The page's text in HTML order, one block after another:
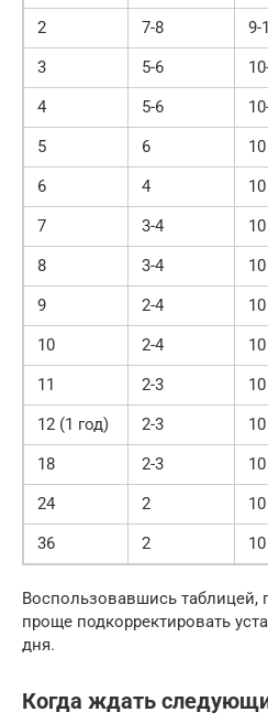
2
7-8 9-
3
5-6
4
5-6
5
6 10
6
4 10
7
3-4 10
8
3-4 10
9
2-4 10
10
2-4 10
11
2-3 10
12 (1 год)
2-3 10
18
2-3 10
24
2 10
36
2 10
Воспользовавшись таблицей,
проще подкорректировать
дня.
Когда ждать